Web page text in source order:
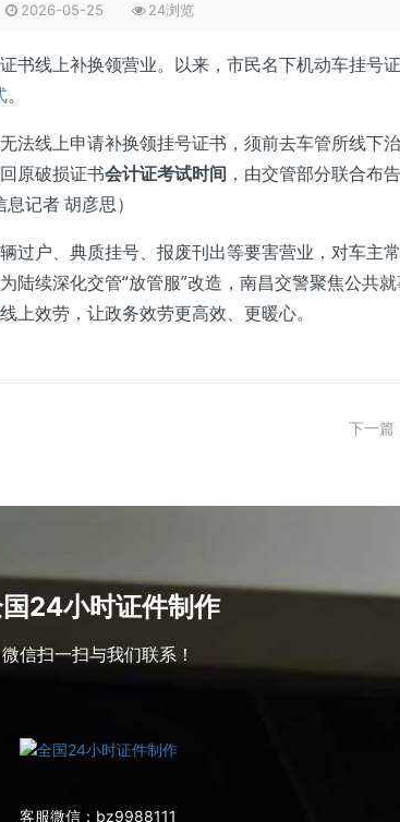
2026-05-25 24浏览
线上补换领营业。以来，市民名下机动车挂号
。
无法线上申请补换领挂号证书，须前去车管所线下
原破损证书会计证考试时间 ，由交管部分联合布
记者 胡彦思）
户、典质挂号、报废刊出等要害营业，对车主
续深化交管“放管服”改造，南昌交警聚焦公共
效劳，让政务效劳更高效、更暖心。
下一篇
24小时证件制作
微信扫一扫与我们联系！
客服微信： bz9988111